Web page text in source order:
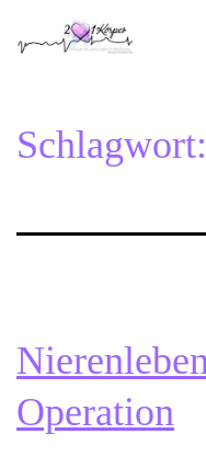
Inhalt2Herzen1Körper
Schlagwort:
Operation